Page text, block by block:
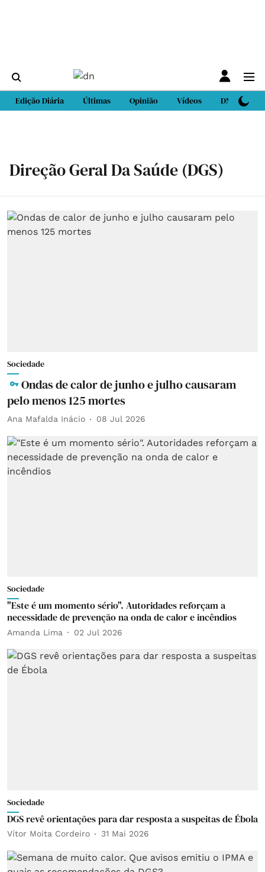
Edição Diária Últimas Opinião Vídeos DN Sport
Direção Geral Da Saúde (DGS)
Sociedade
Ondas de calor de junho e julho causaram
pelo menos 125 mortes
Ana Mafalda Inácio 08 Jul 2026
Sociedade
"Este é um momento sério". Autoridades reforçam a
necessidade de prevenção na onda de calor e incêndios
Amanda Lima 02 Jul 2026
Sociedade
DGS revê orientações para dar resposta a suspeitas de Ébola
Vítor Moita Cordeiro 31 Mai 2026